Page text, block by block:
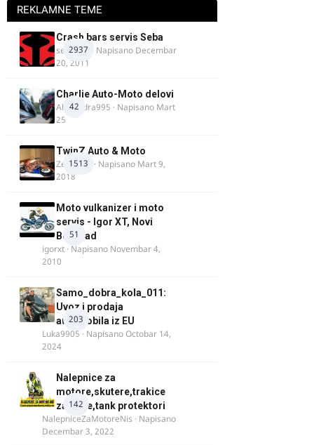
REKLAMNE TEME
2937
Crash bars servis Seba
seba011 · Napisano Decembar
20, 2011
42
Charlie Auto-Moto delovi
Alexandra995 · Napisano Mart
25
1513
TwinZ Auto & Moto
Zeljkamp · Napisano Mart 9,
2018
51
Moto vulkanizer i moto
servis - Igor XT, Novi
Beograd
igorxt · Napisano Novembar 4,
2010
203
Samo_dobra_kola_011:
Uvoz i prodaja
automobila iz EU
Luka9905 · NapisanoOctobar 14,
2024
142
Nalepnice za
motore,skutere,trakice
za felne,tank protektori
NalepniceZaMotoreNis · Napisano
Decembar 3, 2022